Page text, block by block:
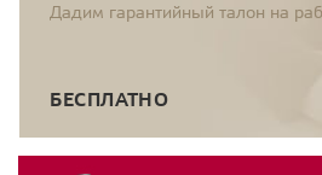
Дадим гарантийный талон на
БЕСПЛАТНО